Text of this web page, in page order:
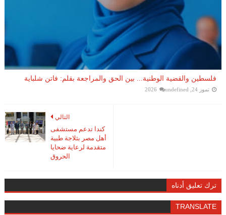
فلسطين والقضية الوطنية... بين الحق والمراجعة بقلم: فاتن شلباية
تموز 24, 2026 undefined
التالي
كندا تدعم مستشفى
أهل مصر بثلاجة طبية
متقدمة لرعاية ضحايا
الحروق
ترك تعليق أدناه
TRANSLATE